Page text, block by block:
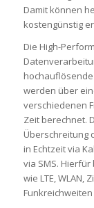
Damit können
kostengünstig
Die High-
werden über
verschiedenen
Zeit berechnet.
Überschreitung
in Echtzeit via
via SMS.
wie LTE, WLAN,
Funkreichweiten